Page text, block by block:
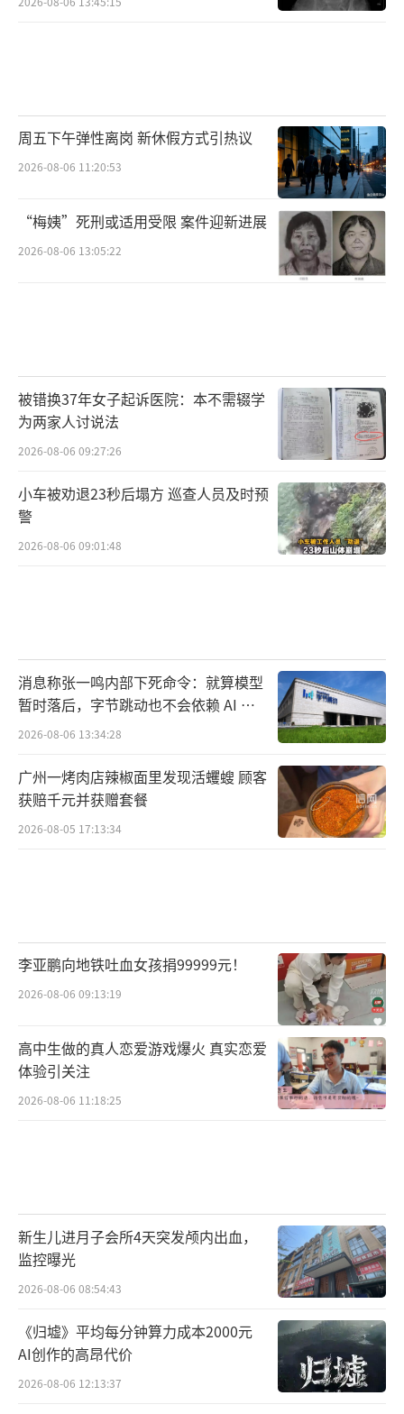
周五下午弹性离岗 新休假方式引热议
2026-08-06 11:20:53
“梅姨”死刑或适用受限 案件迎新进展
2026-08-06 13:05:22
被错换37年女子起诉医院：本不需辍学
为两家人讨说法
2026-08-06 09:27:26
小车被劝退23秒后塌方 巡查人员及时预
警
2026-08-06 09:01:48
消息称张一鸣内部下死命令：就算模型
暂时落后，字节跳动也不会依赖 AI 蒸
馏技术
2026-08-06 13:34:28
广州一烤肉店辣椒面里发现活蠼螋 顾客
获赔千元并获赠套餐
2026-08-05 17:13:34
李亚鹏向地铁吐血女孩捐99999元！
2026-08-06 09:13:19
高中生做的真人恋爱游戏爆火 真实恋爱
体验引关注
2026-08-06 11:18:25
新生儿进月子会所4天突发颅内出血，
监控曝光
2026-08-06 08:54:43
《归墟》平均每分钟算力成本2000元
AI创作的高昂代价
2026-08-06 12:13:37